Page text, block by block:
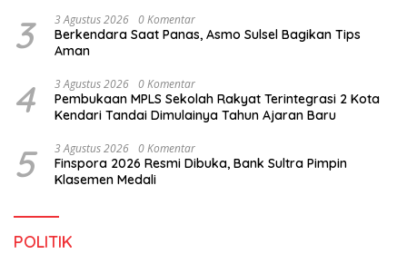
3 3 Agustus 2026 0 Komentar
Berkendara Saat Panas, Asmo Sulsel Bagikan Tips
Aman
4 3 Agustus 2026 0 Komentar
Pembukaan MPLS Sekolah Rakyat Terintegrasi 2 Kota
Kendari Tandai Dimulainya Tahun Ajaran Baru
5 3 Agustus 2026 0 Komentar
Finspora 2026 Resmi Dibuka, Bank Sultra Pimpin
Klasemen Medali
POLITIK